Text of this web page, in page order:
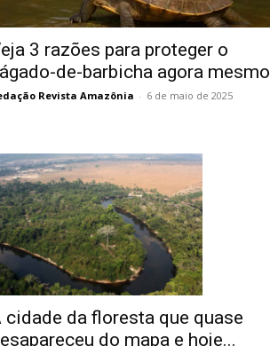
3 razões para proteger o
de-barbicha agora mesmo
Revista Amazônia - 6 de maio de 2025
cidade da floresta que quase
do mapa e hoje...